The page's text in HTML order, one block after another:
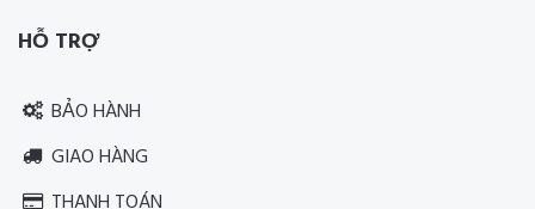
HỖ TRỢ
BẢO HÀNH
GIAO HÀNG